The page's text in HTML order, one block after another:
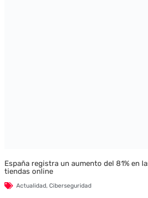
España registra un aumento del 81% en
tiendas online
Actualidad, Ciberseguridad